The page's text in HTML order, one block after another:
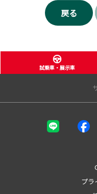
ご案内・ご提案致します。）
(4)当社が取り扱う商品・サー
(5)お客様からの商品・サービ
に対応するため。
便、電話、電子メール、訪問
3.当社ホームページ上に掲示す
とを確認の上で、お客様の個
必要なご連絡をさせて頂く場
【トヨタ自動車への個人情報の
1.当社が取得したお客様の個
戻る
試乗車・展示車
雲南店（店舗紹介・スタッフ紹介
出雲店（店舗紹介・スタッフ紹介
プラ